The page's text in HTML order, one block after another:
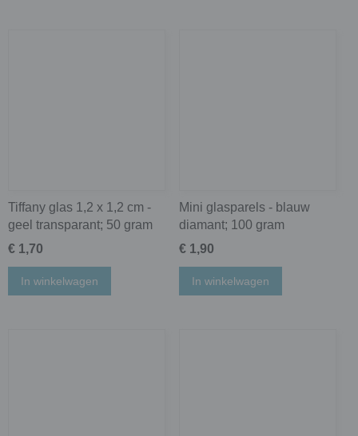
Tiffany glas 1,2 x 1,2 cm -
geel transparant; 50 gram
€ 1,70
In winkelwagen
Mini glasparels - blauw
diamant; 100 gram
€ 1,90
In winkelwagen